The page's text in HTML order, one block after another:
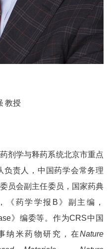
教授
剂学与释药系统北京市重点
负责人，中国药学会常务理
员会副主任委员，国家药典
《药学学报 B 》副主编，
》编委等。作为CRS中国
纳米药物研究，在Nature